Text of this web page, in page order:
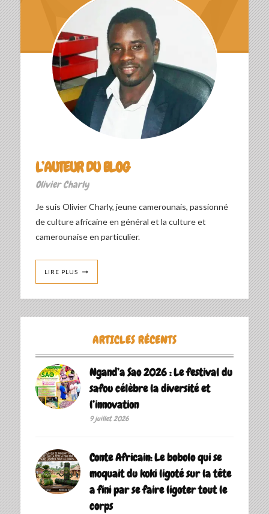
L’AUTEUR DU BLOG
Olivier Charly
Je suis Olivier Charly, jeune camerounais, passionné
de culture africaine en général et la culture et
camerounaise en particulier.
LIRE PLUS
ARTICLES RÉCENTS
Ngand’a Sao 2026 : Le festival du
safou célèbre la diversité et
l’innovation
9 juillet 2026
Conte Africain: Le bobolo qui se
moquait du koki ligoté sur la tête
a fini par se faire ligoter tout le
corps